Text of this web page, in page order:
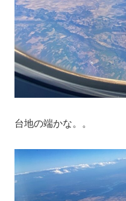
台地の端かな。。